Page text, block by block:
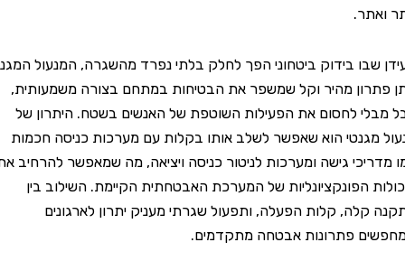
בידוק ביטחוני הפך לחלק בלתי נפרד מהשגרה, המנעול המגנטי
מהיר וקל שמשפר את הבטיחות במתחם בצורה משמעותית,
לחסום את הפעילות השוטפת של האנשים בשטח. היתרון של
הוא שאפשר לשלב אותו בקלות עם מערכות כניסה חכמות
גישה ומערכות לניטור כניסה ויציאה, מה שמאפשר להרחיב את
הפונקציונליות של המערכת האבטחתית הקיימת. השילוב בין
קלות הפעלה, ותפעול שגרתי מעניק יתרון לארגונים
פתרונות אבטחה מתקדמים.